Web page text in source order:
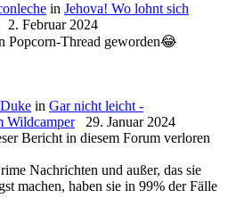
in Jehova! Wo lohnt sich
2. Februar 2024
Popcorn-Thread geworden😂
in Gar nicht leicht -
Wildcamper
29. Januar 2024
Bericht in diesem Forum verloren
Nachrichten und außer, das sie
machen, haben sie in 99% der Fälle